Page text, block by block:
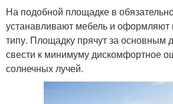
На подобной площадке в
устанавливают мебель и оформляют
типу. Площадку прячут за основным
свести к минимуму дискомфортное
солнечных лучей.